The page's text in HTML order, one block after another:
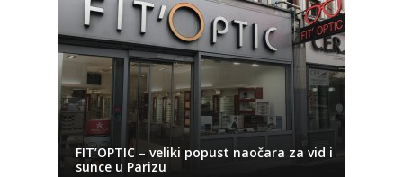
FIT’OPTIC – veliki popust naočara za vid i
sunce u Parizu